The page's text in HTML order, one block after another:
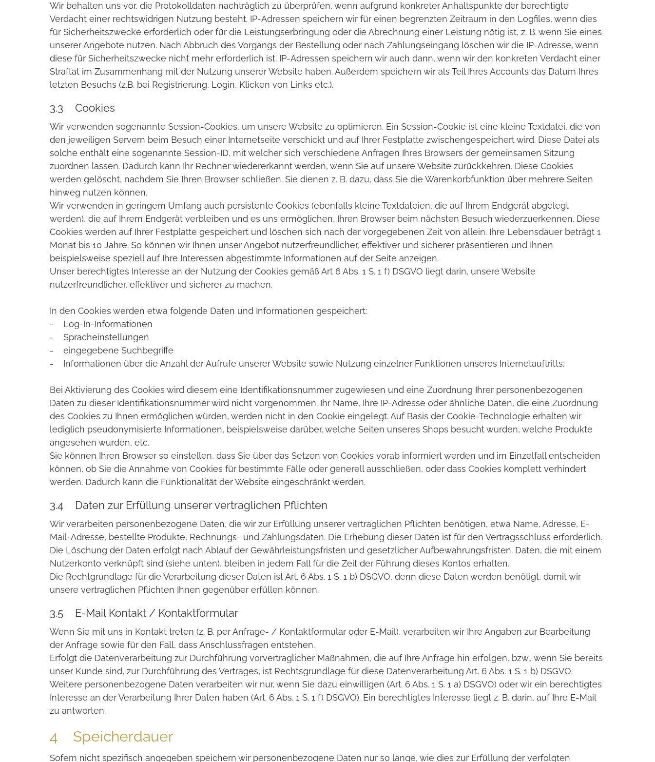
Wir behalten uns vor, die Protokolldaten nachträglich zu überprüfen, wenn aufgrund konkreter Anhaltspunkte der berechtigte
Verdacht einer rechtswidrigen Nutzung besteht. IP-Adressen speichern wir für einen begrenzten Zeitraum in den Logfiles, wenn dies
für Sicherheitszwecke erforderlich oder für die Leistungserbringung oder die Abrechnung einer Leistung nötig ist, z. B. wenn Sie eines
unserer Angebote nutzen. Nach Abbruch des Vorgangs der Bestellung oder nach Zahlungseingang löschen wir die IP-Adresse, wenn
diese für Sicherheitszwecke nicht mehr erforderlich ist. IP-Adressen speichern wir auch dann, wenn wir den konkreten Verdacht einer
Straftat im Zusammenhang mit der Nutzung unserer Website haben. Außerdem speichern wir als Teil Ihres Accounts das Datum Ihres
letzten Besuchs (z.B. bei Registrierung, Login, Klicken von Links etc.).
3.3 Cookies
Wir verwenden sogenannte Session-Cookies, um unsere Website zu optimieren. Ein Session-Cookie ist eine kleine Textdatei, die von
den jeweiligen Servern beim Besuch einer Internetseite verschickt und auf Ihrer Festplatte zwischengespeichert wird. Diese Datei als
solche enthält eine sogenannte Session-ID, mit welcher sich verschiedene Anfragen Ihres Browsers der gemeinsamen Sitzung
zuordnen lassen. Dadurch kann Ihr Rechner wiedererkannt werden, wenn Sie auf unsere Website zurückkehren. Diese Cookies
werden gelöscht, nachdem Sie Ihren Browser schließen. Sie dienen z. B. dazu, dass Sie die Warenkorbfunktion über mehrere Seiten
hinweg nutzen können.
Wir verwenden in geringem Umfang auch persistente Cookies (ebenfalls kleine Textdateien, die auf Ihrem Endgerät abgelegt
werden), die auf Ihrem Endgerät verbleiben und es uns ermöglichen, Ihren Browser beim nächsten Besuch wiederzuerkennen. Diese
Cookies werden auf Ihrer Festplatte gespeichert und löschen sich nach der vorgegebenen Zeit von allein. Ihre Lebensdauer beträgt 1
Monat bis 10 Jahre. So können wir Ihnen unser Angebot nutzerfreundlicher, effektiver und sicherer präsentieren und Ihnen
beispielsweise speziell auf Ihre Interessen abgestimmte Informationen auf der Seite anzeigen.
Unser berechtigtes Interesse an der Nutzung der Cookies gemäß Art 6 Abs. 1 S. 1 f) DSGVO liegt darin, unsere Website
nutzerfreundlicher, effektiver und sicherer zu machen.
In den Cookies werden etwa folgende Daten und Informationen gespeichert:
- Log-In-Informationen
- Spracheinstellungen
- eingegebene Suchbegriffe
- Informationen über die Anzahl der Aufrufe unserer Website sowie Nutzung einzelner Funktionen unseres Internetauftritts.
Bei Aktivierung des Cookies wird diesem eine Identifikationsnummer zugewiesen und eine Zuordnung Ihrer personenbezogenen
Daten zu dieser Identifikationsnummer wird nicht vorgenommen. Ihr Name, Ihre IP-Adresse oder ähnliche Daten, die eine Zuordnung
des Cookies zu Ihnen ermöglichen würden, werden nicht in den Cookie eingelegt. Auf Basis der Cookie-Technologie erhalten wir
lediglich pseudonymisierte Informationen, beispielsweise darüber, welche Seiten unseres Shops besucht wurden, welche Produkte
angesehen wurden, etc.
Sie können Ihren Browser so einstellen, dass Sie über das Setzen von Cookies vorab informiert werden und im Einzelfall entscheiden
können, ob Sie die Annahme von Cookies für bestimmte Fälle oder generell ausschließen, oder dass Cookies komplett verhindert
werden. Dadurch kann die Funktionalität der Website eingeschränkt werden.
3.4 Daten zur Erfüllung unserer vertraglichen Pflichten
Wir verarbeiten personenbezogene Daten, die wir zur Erfüllung unserer vertraglichen Pflichten benötigen, etwa Name, Adresse, E-
Mail-Adresse, bestellte Produkte, Rechnungs- und Zahlungsdaten. Die Erhebung dieser Daten ist für den Vertragsschluss erforderlich.
Die Löschung der Daten erfolgt nach Ablauf der Gewährleistungsfristen und gesetzlicher Aufbewahrungsfristen. Daten, die mit einem
Nutzerkonto verknüpft sind (siehe unten), bleiben in jedem Fall für die Zeit der Führung dieses Kontos erhalten.
Die Rechtgrundlage für die Verarbeitung dieser Daten ist Art. 6 Abs. 1 S. 1 b) DSGVO, denn diese Daten werden benötigt, damit wir
unsere vertraglichen Pflichten Ihnen gegenüber erfüllen können.
3.5 E-Mail Kontakt / Kontaktformular
Wenn Sie mit uns in Kontakt treten (z. B. per Anfrage- / Kontaktformular oder E-Mail), verarbeiten wir Ihre Angaben zur Bearbeitung
der Anfrage sowie für den Fall, dass Anschlussfragen entstehen.
Erfolgt die Datenverarbeitung zur Durchführung vorvertraglicher Maßnahmen, die auf Ihre Anfrage hin erfolgen, bzw., wenn Sie bereits
unser Kunde sind, zur Durchführung des Vertrages, ist Rechtsgrundlage für diese Datenverarbeitung Art. 6 Abs. 1 S. 1 b) DSGVO.
Weitere personenbezogene Daten verarbeiten wir nur, wenn Sie dazu einwilligen (Art. 6 Abs. 1 S. 1 a) DSGVO) oder wir ein berechtigtes
Interesse an der Verarbeitung Ihrer Daten haben (Art. 6 Abs. 1 S. 1 f) DSGVO). Ein berechtigtes Interesse liegt z. B. darin, auf Ihre E-Mail
zu antworten.
4 Speicherdauer
Sofern nicht spezifisch angegeben speichern wir personenbezogene Daten nur so lange, wie dies zur Erfüllung der verfolgten